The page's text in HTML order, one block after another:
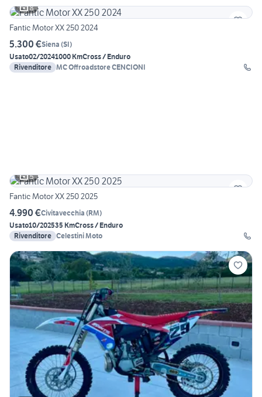
8
Fantic Motor XX 250 2024
5.300 €Siena (SI)
Usato02/20241000 KmCross / Enduro
Rivenditore MC Offroadstore CENCIONI
5
Fantic Motor XX 250 2025
4.990 €Civitavecchia (RM)
Usato10/202535 KmCross / Enduro
Rivenditore Celestini Moto